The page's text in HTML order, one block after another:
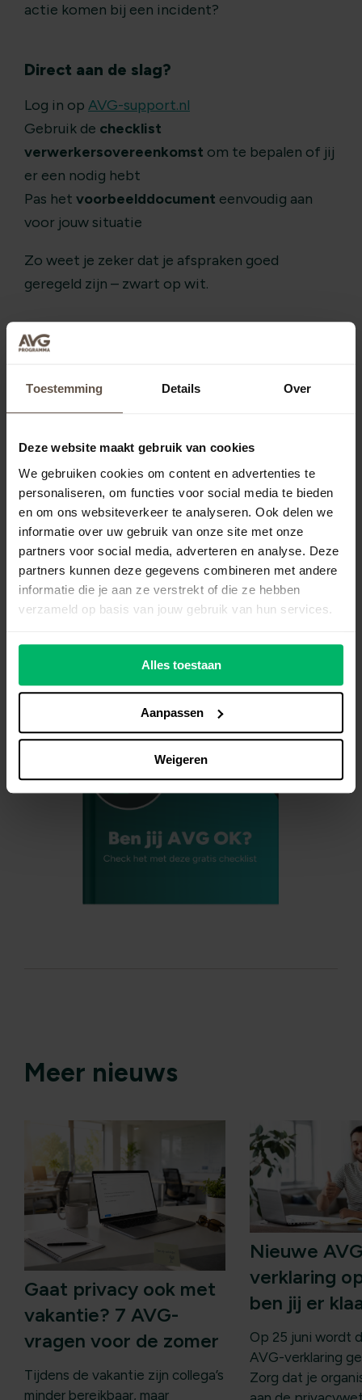
Toestemming Details Over
Deze website maakt gebruik van cookies
We gebruiken cookies om content en advertenties te
personaliseren, om functies voor social media te bieden
en om ons websiteverkeer te analyseren. Ook delen we
informatie over uw gebruik van onze site met onze
partners voor social media, adverteren en analyse. Deze
partners kunnen deze gegevens combineren met andere
informatie die je aan ze verstrekt of die ze hebben
verzameld op basis van jouw gebruik van hun services.
Alles toestaan
Aanpassen
Weigeren
actie komen bij een incident?
Direct aan de slag?
Log in op AVG-support.nl
Gebruik de checklist
verwerkersovereenkomst om te bepalen of jij
er een nodig hebt
Pas het voorbeelddocument eenvoudig aan
voor jouw situatie
Zo weet je zeker dat je afspraken goed
geregeld zijn – zwart op wit.
AVG OK?
Check het eenvoudig met onze gratis checklist.
15 checks om gelijk uit te voeren
Kom erachter of jij aan de AVG voldoet
Direct inzicht in wat je nog moet regelen
Checklist aanvragen
Meer nieuws
Gaat privacy ook met
vakantie? 7 AVG-
vragen voor de zomer
Tijdens de vakantie zijn collega’s
minder bereikbaar, maar
Nieuwe
verklaring
ben jij er
Op 25 juni wordt
AVG-verklaring
Zorg dat je